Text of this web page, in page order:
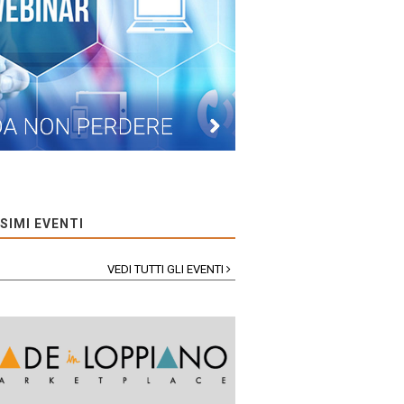
EVENTI
VEDI TUTTI GLI EVENTI